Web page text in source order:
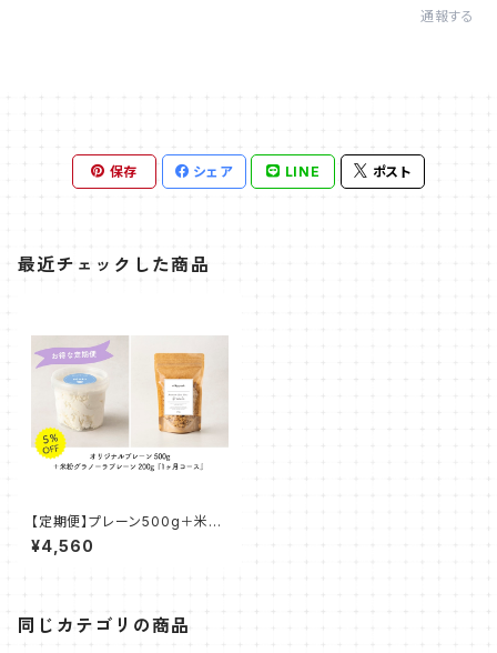
通報する
保存 シェア LINE ポスト
最近チェックした商品
【定期便】プレーン500g＋米粉
グラノーラ（プレーン） 『1ヶ月コ
ース』
¥4,560
同じカテゴリの商品